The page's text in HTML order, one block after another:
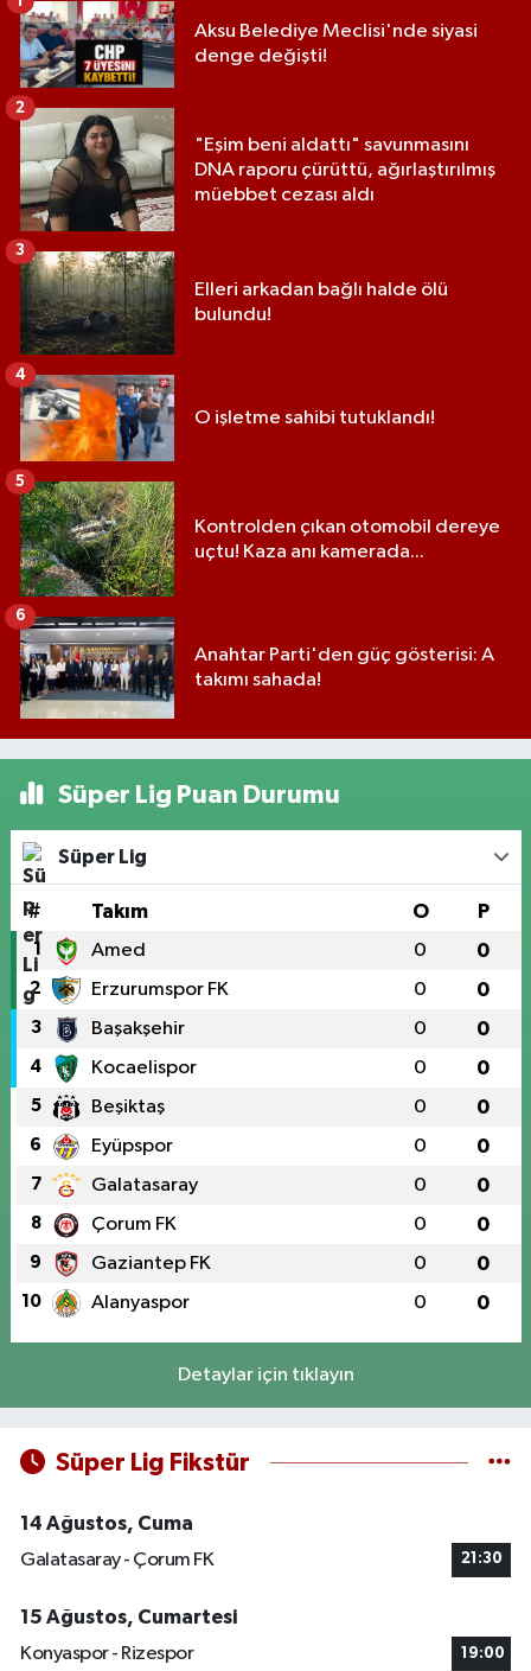
Aksu Belediye Meclisi'nde siyasi
denge değişti!
"Eşim beni aldattı" savunmasını
DNA raporu çürüttü, ağırlaştırılmış
müebbet cezası aldı
2
Elleri arkadan bağlı halde ölü
bulundu!
3
O işletme sahibi tutuklandı!
4
Kontrolden çıkan otomobil dereye
uçtu! Kaza anı kamerada...
5
Anahtar Parti'den güç gösterisi: A
takımı sahada!
6
Süper Lig Puan Durumu
Süper Lig
# Takım O P
1 Amed 0 0
2 Erzurumspor FK 0 0
3 Başakşehir 0 0
4 Kocaelispor 0 0
5 Beşiktaş 0 0
6 Eyüpspor 0 0
7 Galatasaray 0 0
8 Çorum FK 0 0
9 Gaziantep FK 0 0
10 Alanyaspor 0 0
Detaylar için tıklayın
Süper Lig Fikstür
14 Ağustos, Cuma
Galatasaray - Çorum FK
21:30
15 Ağustos, Cumartesi
Konyaspor - Rizespor
19:00